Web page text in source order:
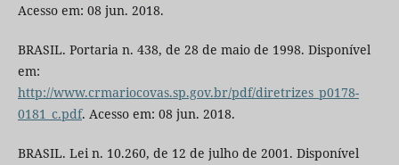
Acesso em: 08 jun. 2018.
BRASIL. Portaria n. 438, de 28 de maio de 1998. Disponível
em:
http://www.crmariocovas.sp.gov.br/pdf/diretrizes_p0178-
0181_c.pdf. Acesso em: 08 jun. 2018.
BRASIL. Lei n. 10.260, de 12 de julho de 2001. Disponível